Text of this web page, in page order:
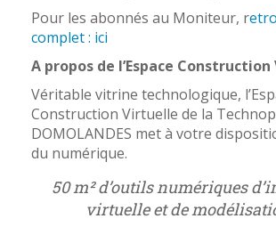
Pour les abonnés au Moniteur, r
complet : ici
A propos de l’Espace
Véritable vitrine technologique,
Construction Virtuelle de la
DOMOLANDES met à votre
du numérique.
50 m² d’outils numériques
virtuelle et de